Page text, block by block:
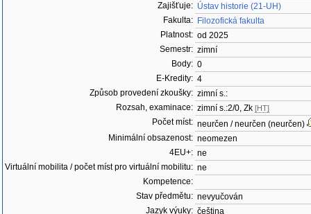
Zajišťuje: Ústav historie (21-UH)
Fakulta: Filozofická fakulta
Platnost: od 2025
Semestr: zimní
Body: 0
E-Kredity: 4
Způsob provedení zkoušky: zimní s.:
Rozsah, examinace: zimní s.:2/0, Zk [HT]
Počet míst: neurčen / neurčen (neurčen)
Minimální obsazenost: neomezen
4EU+: ne
Virtuální mobilita / počet míst pro virtuální mobilitu: ne
Kompetence:
Stav předmětu: nevyučován
Jazyk výuky: čeština